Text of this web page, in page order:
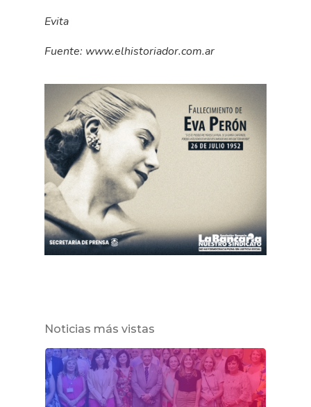
Evita
Fuente: www.elhistoriador.com.ar
Noticias más vistas